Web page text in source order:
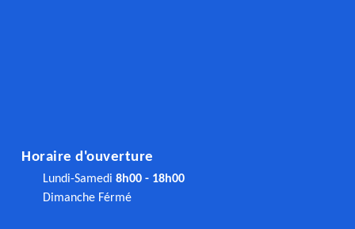
Horaire d'ouverture
Lundi-Samedi 8h00 - 18h00
Dimanche Férmé